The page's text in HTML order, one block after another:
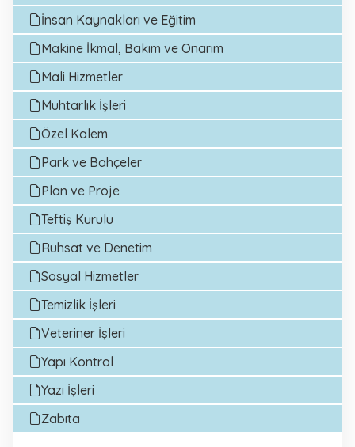
İnsan Kaynakları ve Eğitim
Makine İkmal, Bakım ve Onarım
Mali Hizmetler
Muhtarlık İşleri
Özel Kalem
Park ve Bahçeler
Plan ve Proje
Teftiş Kurulu
Ruhsat ve Denetim
Sosyal Hizmetler
Temizlik İşleri
Veteriner İşleri
Yapı Kontrol
Yazı İşleri
Zabıta